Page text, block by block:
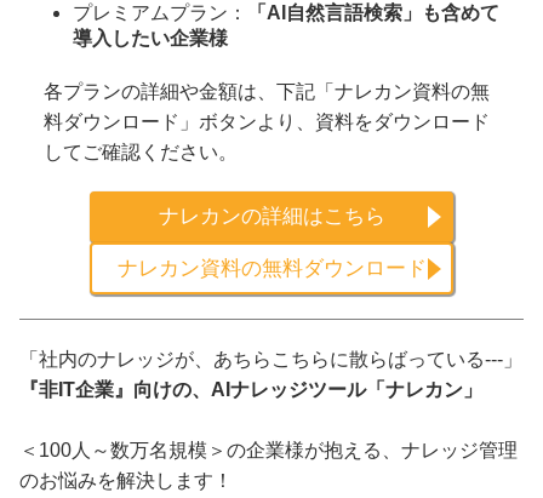
プレミアムプラン：
「AI自然言語検索」も含めて
導入したい企業様
各プランの詳細や金額は、下記「ナレカン資料の無
料ダウンロード」ボタンより、資料をダウンロード
してご確認ください。
ナレカンの詳細はこちら
ナレカン資料の無料ダウンロード
「社内のナレッジが、あちらこちらに散らばっている---」
『非IT企業』向けの、AIナレッジツール「ナレカン」
＜100人～数万名規模＞の企業様が抱える、ナレッジ管理
のお悩みを解決します！